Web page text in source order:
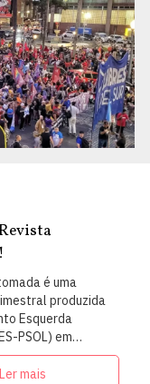
é uma
produzida
Esquerda
PSOL) em
intelectuais,
Ler mais